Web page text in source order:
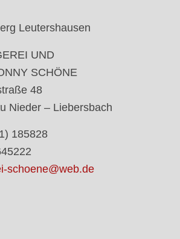
Leutershausen
UND
SCHÖNE
48
Nieder – Liebersbach
185828
schoene@web.de